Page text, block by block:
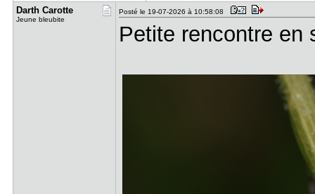
Darth Caro​tte
Jeune bleubite
Posté le 19-07-2026 à 10:58:08
Petite rencontre en